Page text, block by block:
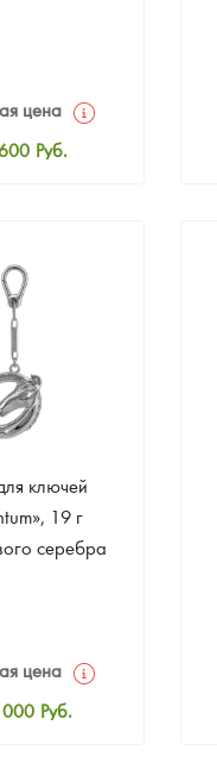
цена
Руб.
Звоните
ключей
19 г
серебра
цена
Руб.